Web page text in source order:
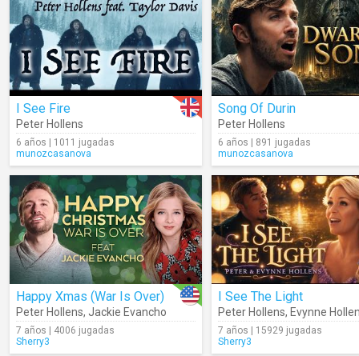
I See Fire
Peter Hollens
6 años | 1011 jugadas
munozcasanova
Song Of Durin
Peter Hollens
6 años | 891 jugadas
munozcasanova
Happy Xmas (War Is Over)
Peter Hollens, Jackie Evancho
7 años | 4006 jugadas
Sherry3
I See The Light
Peter Hollens, Evynne
7 años | 15929 jugadas
Sherry3